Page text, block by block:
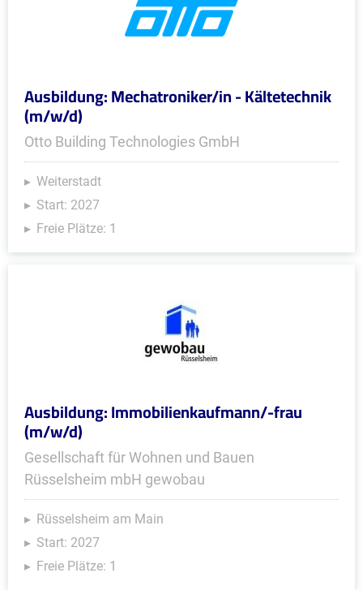
Ausbildung: Mechatroniker/in - Kältetechnik
(m/w/d)
Otto Building Technologies GmbH
Weiterstadt
Start: 2027
Freie Plätze: 1
Ausbildung: Immobilienkaufmann/-frau
(m/w/d)
Gesellschaft für Wohnen und Bauen
Rüsselsheim mbH gewobau
Rüsselsheim am Main
Start: 2027
Freie Plätze: 1